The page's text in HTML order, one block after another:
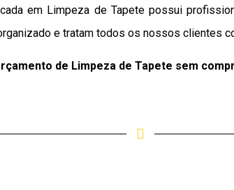
em Limpeza de Tapete possui
e tratam todos os nossos clientes
de Limpeza de Tapete sem